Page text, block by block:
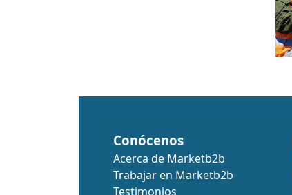
Conócenos
Acerca de Marketb2b
Trabajar en Marketb2b
Testimonios